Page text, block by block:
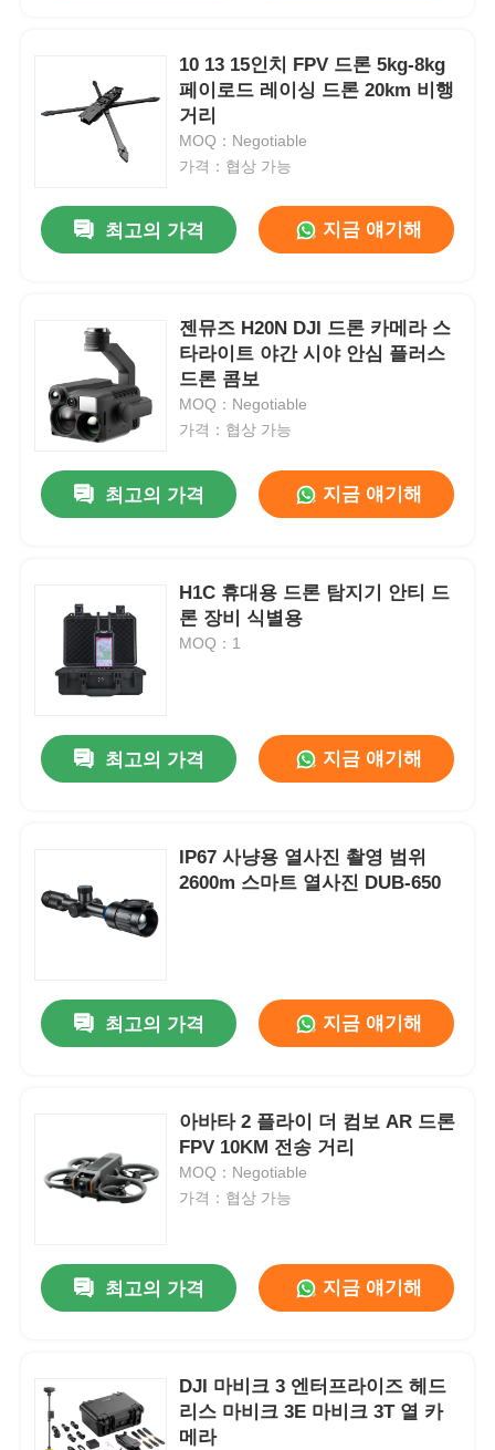
홈
10 13 15인치 FPV 드론 5kg-8kg
페이로드 레이싱 드론 20km 비행
거리
MOQ：Negotiable
가격：협상 가능
최고의 가격 지금 얘기해
젠뮤즈 H20N DJI 드론 카메라 스
타라이트 야간 시야 안심 플러스
드론 콤보
MOQ：Negotiable
가격：협상 가능
최고의 가격 지금 얘기해
H1C 휴대용 드론 탐지기 안티 드
론 장비 식별용
MOQ：1
최고의 가격 지금 얘기해
IP67 사냥용 열사진 촬영 범위
2600m 스마트 열사진 DUB-650
최고의 가격 지금 얘기해
아바타 2 플라이 더 컴보 AR 드론
FPV 10KM 전송 거리
MOQ：Negotiable
가격：협상 가능
최고의 가격 지금 얘기해
DJI 마비크 3 엔터프라이즈 헤드
리스 마비크 3E 마비크 3T 열 카
메라